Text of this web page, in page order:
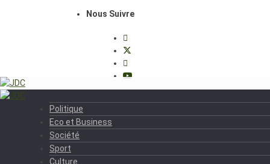
Nous Suivre
Politique
Eco et Business
Société
Sport
Culture